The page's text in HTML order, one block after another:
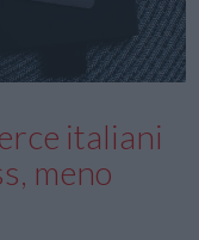
italiani
meno